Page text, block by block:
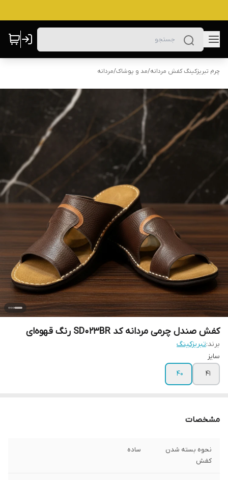
چرم تبریزکینگ کفش مردانه/مد و پوشاک/مردانه
کفش صندل چرمی مردانه کد SD023BR رنگ قهوه‌ای
برند:تبریزکینگ
سایز
41
40
مشخصات
نحوه بسته شدن
کفش
ساده